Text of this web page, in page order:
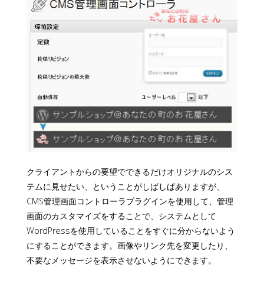
クライアントからの要望でできるだけオリジナルのシス
テムに見せたい、ということがしばしばありますが、
CMS管理画面コントローラプラグインを使用して、管理
画面のカスタマイズをすることで、システムとして
WordPressを使用していることをすぐに分からないよう
にすることができます。画像やリンク先を変更したり、
不要なメッセージを表示させないようにできます。